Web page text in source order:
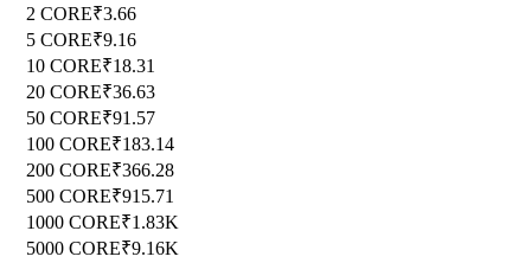
2 CORE₹3.66
5 CORE₹9.16
10 CORE₹18.31
20 CORE₹36.63
50 CORE₹91.57
100 CORE₹183.14
200 CORE₹366.28
500 CORE₹915.71
1000 CORE₹1.83K
5000 CORE₹9.16K